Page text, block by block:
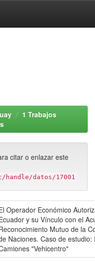
1 Trabajos
citar o enlazar este
handle/datos/17001
Operador Económico
y su Vínculo con el
Mutuo de la
Naciones. Caso de estudio:
"Vehicentro"